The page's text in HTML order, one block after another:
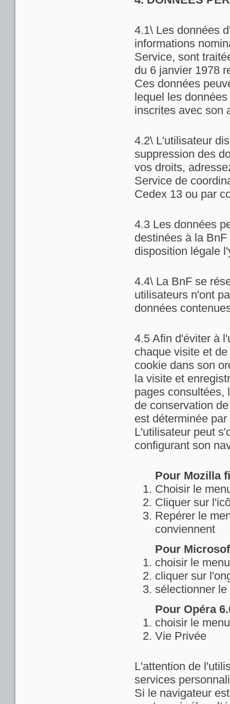
4.1\ Les données
informations
Service, sont
du 6 janvier 1978
Ces données
lequel les
inscrites avec son
4.2\ L'utilisateur
suppression des
vos droits,
Service de
Cedex 13 ou par
4.3 Les données
destinées à la
disposition légale
4.4\ La BnF se
utilisateurs n'ont
données
4.5 Afin d'éviter à
chaque visite et
cookie dans son
la visite et
pages consultées,
de conservation
est déterminée
L'utilisateur peut
configurant son
Pour Mozilla
Choisir le
Cliquer sur
Repérer le
conviennent
Pour
choisir le
cliquer sur
sélectionner
Pour Opéra
choisir le
Vie Privée
L'attention de
services
Si le navigateur